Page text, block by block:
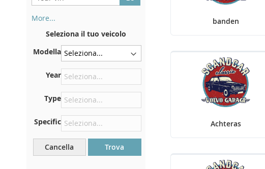
banden
Achteras
More...
retro del certificato di
immatricolazione. E anche in
macchina
Sulla piastra inferiore del
sedile anteriore destro
Centrare contro la paratia
sotto il cofano
Proprio nel vano motore
Vicino al parabrezza, sul
cruscotto
Seleziona il tuo veicolo
Modella
Year
Type
Specific
Cancella Trova